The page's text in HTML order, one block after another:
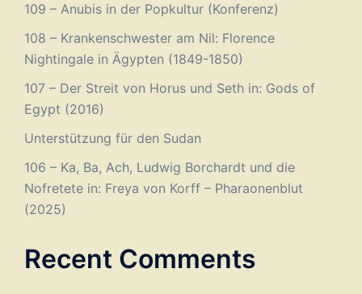
109 – Anubis in der Popkultur (Konferenz)
108 – Krankenschwester am Nil: Florence
Nightingale in Ägypten (1849-1850)
107 – Der Streit von Horus und Seth in: Gods of
Egypt (2016)
Unterstützung für den Sudan
106 – Ka, Ba, Ach, Ludwig Borchardt und die
Nofretete in: Freya von Korff – Pharaonenblut
(2025)
Recent Comments